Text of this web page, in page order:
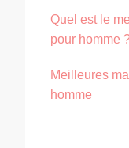
Quel est le
pour homme
Meilleures
homme